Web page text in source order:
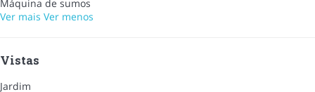
Máquina de sumos
Ver mais Ver menos
Vistas
Jardim